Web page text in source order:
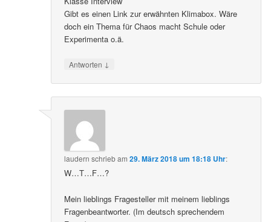
Gibt es einen Link zur erwähnten Klimabox. Wäre
doch ein Thema für Chaos macht Schule oder
Experimenta o.ä.
Antworten ↓
laudern schriebam29. März 2018 um 18:18 Uhr:
W…T…F…?
Mein lieblings Fragesteller mit meinem lieblings
Fragenbeantworter. (Im deutsch sprechendem